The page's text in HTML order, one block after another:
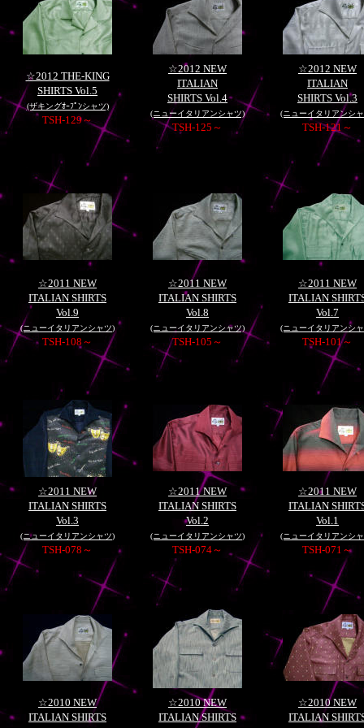
☆2012 THE-KING
SHIRTS Vol.5
(ザキングｵｰﾌﾟﾝシャツ)
TSH-129～
☆2012 NEW
ITALIAN
SHIRTS Vol.4
(ニューイタリアンシャツ)
TSH-125～
☆2012 NEW
ITALIAN
SHIRTS Vol.3
(ニューイタリアンシ
TSH-121～
☆2011 NEW
ITALIAN SHIRTS
Vol.9
(ニューイタリアンシャツ)
TSH-108～
☆2011 NEW
ITALIAN SHIRTS
Vol.8
(ニューイタリアンシャツ)
TSH-105～
☆2011 NEW
ITALIAN
Vol.7
(ニューイタリアンシ
TSH-101～
☆2011 NEW
ITALIAN SHIRTS
Vol.3
(ニューイタリアンシャツ)
TSH-078～
☆2011 NEW
ITALIAN SHIRTS
Vol.2
(ニューイタリアンシャツ)
TSH-074～
☆2011 NEW
ITALIAN
Vol.1
(ニューイタリアンシ
TSH-071～
☆2010 NEW
ITALIAN SHIRTS
☆2010 NEW
ITALIAN SHIRTS
☆2010 NEW
ITALIAN